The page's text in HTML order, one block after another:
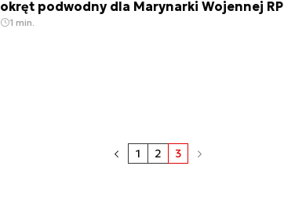
okręt podwodny dla Marynarki Wojennej RP
1 min.
1 2 3